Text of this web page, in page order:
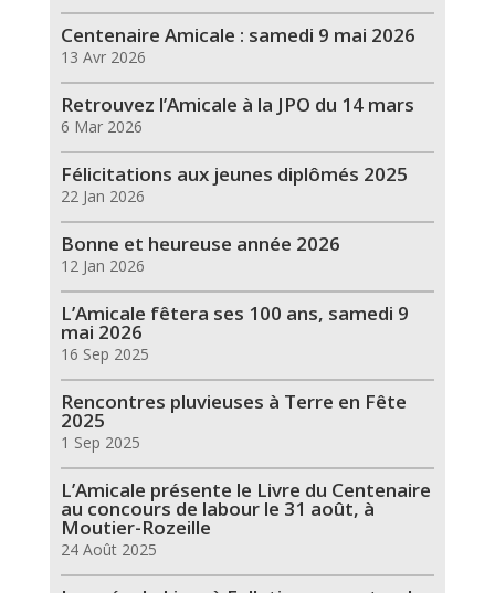
Centenaire Amicale : samedi 9 mai 2026
13 Avr 2026
Retrouvez l’Amicale à la JPO du 14 mars
6 Mar 2026
Félicitations aux jeunes diplômés 2025
22 Jan 2026
Bonne et heureuse année 2026
12 Jan 2026
L’Amicale fêtera ses 100 ans, samedi 9
mai 2026
16 Sep 2025
Rencontres pluvieuses à Terre en Fête
2025
1 Sep 2025
L’Amicale présente le Livre du Centenaire
au concours de labour le 31 août, à
Moutier-Rozeille
24 Août 2025